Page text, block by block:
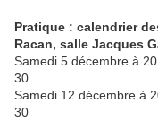
Pratique : calendrier
Racan, salle Jacques
Samedi 5 décembre à
30
Samedi 12 décembre à
30